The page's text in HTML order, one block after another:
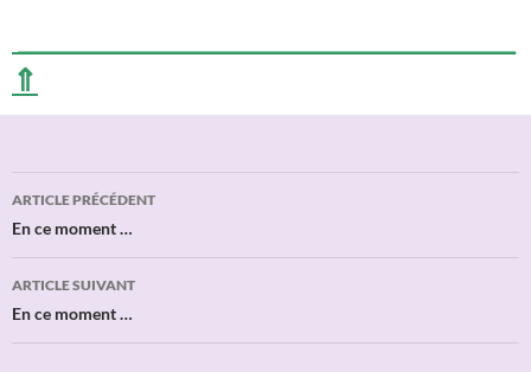
⇑
Navigation
des
articles
ARTICLE PRÉCÉDENT
En ce moment …
ARTICLE SUIVANT
En ce moment …